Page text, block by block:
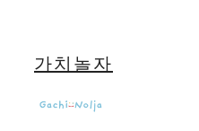
가치놀자